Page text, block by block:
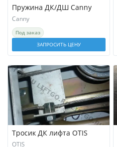
Пружина ДК/ДШ Canny
Canny
Под заказ
ЗАПРОСИТЬ ЦЕНУ
Тросик ДК лифта OTIS
OTIS